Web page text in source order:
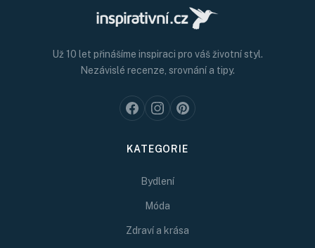
Už 10 let přinášíme inspiraci pro váš životní styl.
Nezávislé recenze, srovnání a tipy.
KATEGORIE
Bydlení
Móda
Zdraví a krása